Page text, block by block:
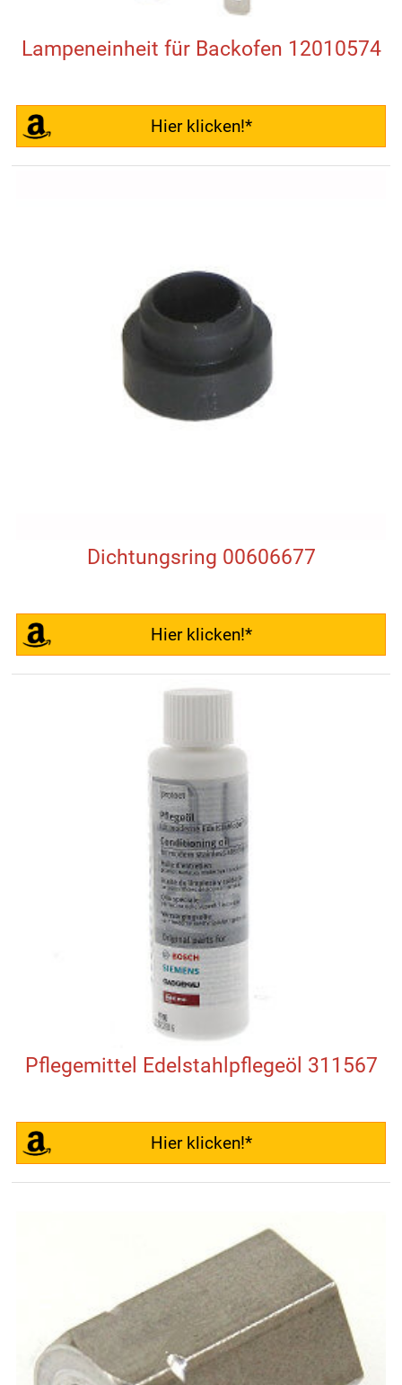
Lampeneinheit für Backofen 12010574
Hier klicken!*
Dichtungsring 00606677
Hier klicken!*
Pflegemittel Edelstahlpflegeöl 311567
Hier klicken!*